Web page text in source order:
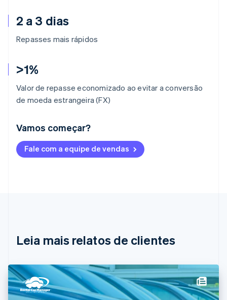
2 a 3 dias
Repasses mais rápidos
>1%
Valor de repasse economizado ao evitar a conversão
de moeda estrangeira (FX)
Vamos começar?
Fale com a equipe de vendas
Leia mais relatos de clientes
DeutschEnglish
Austrália
Bulgária
EnglishFrançais
China continental
简体中文English